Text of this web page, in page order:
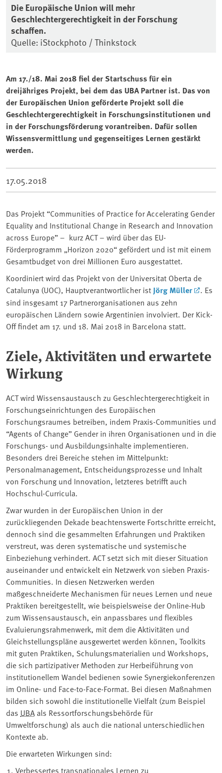
Die Europäische Union will mehr
Geschlechtergerechtigkeit in der Forschung
schaffen.
Quelle: iStockphoto / Thinkstock
Am 17./18. Mai 2018 fiel der Startschuss für ein
dreijähriges Projekt, bei dem das UBA Partner ist. Das von
der Europäischen Union geförderte Projekt soll die
Geschlechtergerechtigkeit in Forschungsinstitutionen und
in der Forschungsförderung vorantreiben. Dafür sollen
Wissensvermittlung und gegenseitiges Lernen gestärkt
werden.
17.05.2018
Das Projekt “Communities of Practice for Accelerating Gender
Equality and Institutional Change in Research and Innovation
across Europe” – kurz ACT – wird über das EU-
Förderprogramm „Horizon 2020“ gefördert und ist mit einem
Gesamtbudget von drei Millionen Euro ausgestattet.
Koordiniert wird das Projekt von der Universitat Oberta de
Catalunya (UOC), Hauptverantwortlicher ist Jörg Müller
. Es
sind insgesamt 17 Partnerorganisationen aus zehn
europäischen Ländern sowie Argentinien involviert. Der Kick-
Off findet am 17. und 18. Mai 2018 in Barcelona statt.
Ziele, Aktivitäten und erwartete
Wirkung
ACT wird Wissensaustausch zu Geschlechtergerechtigkeit in
Forschungseinrichtungen des Europäischen
Forschungsraumes betreiben, indem Praxis-Communities und
“Agents of Change” Gender in ihren Organisationen und in die
Forschungs- und Ausbildungsinhalte implementieren.
Besonders drei Bereiche stehen im Mittelpunkt:
Personalmanagement, Entscheidungsprozesse und Inhalt
von Forschung und Innovation, letzteres betrifft auch
Hochschul-Curricula.
Zwar wurden in der Europäischen Union in der
zurückliegenden Dekade beachtenswerte Fortschritte erreicht,
dennoch sind die gesammelten Erfahrungen und Praktiken
verstreut, was deren systematische und systemische
Einbeziehung verhindert. ACT setzt sich mit dieser Situation
auseinander und entwickelt ein Netzwerk von sieben Praxis-
Communities. In diesen Netzwerken werden
maßgeschneiderte Mechanismen für neues Lernen und neue
Praktiken bereitgestellt, wie beispielsweise der Online-Hub
zum Wissensaustausch, ein anpassbares und flexibles
Evaluierungsrahmenwerk, mit dem die Aktivitäten und
Gleichstellungspläne ausgewertet werden können, Toolkits
mit guten Praktiken, Schulungsmaterialien und Workshops,
die sich partizipativer Methoden zur Herbeiführung von
institutionellem Wandel bedienen sowie Synergiekonferenzen
im Online- und Face-to-Face-Format. Bei diesen Maßnahmen
bilden sich sowohl die institutionelle Vielfalt (zum Beispiel
das UBA als Ressortforschungsbehörde für
Umweltforschung) als auch die national unterschiedlichen
Kontexte ab.
Die erwarteten Wirkungen sind:
Verbessertes transnationales Lernen zu